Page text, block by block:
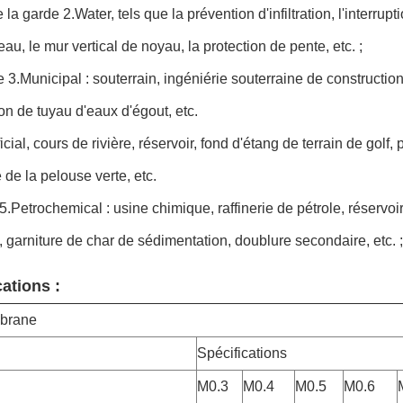
la garde 2.Water, tels que la prévention d'infiltration,
le mur vertical de noyau, la protection de pente, etc. ;
3.Municipal : souterrain, ingéniérie souterraine de
de tuyau d'eaux d'égout, etc.
cours de rivière, réservoir, fond d'étang de terrain de
de la pelouse verte, etc.
: usine chimique, raffinerie de pétrole,
garniture de char de sédimentation, doublure secondaire, etc. ;
:
Spécifications
M0.3 M0.4 M0.5 M0.6